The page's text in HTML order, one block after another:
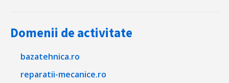
Domenii de activitate
bazatehnica.ro
reparatii-mecanice.ro